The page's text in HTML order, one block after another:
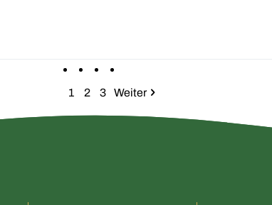
1 2 3 Weiter